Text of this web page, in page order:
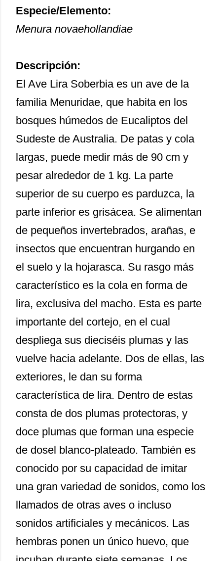
Especie/Elemento:
Menura novaehollandiae
Descripción:
El Ave Lira Soberbia es un ave de la
familia Menuridae, que habita en los
bosques húmedos de Eucaliptos del
Sudeste de Australia. De patas y cola
largas, puede medir más de 90 cm y
pesar alrededor de 1 kg. La parte
superior de su cuerpo es parduzca, la
parte inferior es grisácea. Se alimentan
de pequeños invertebrados, arañas, e
insectos que encuentran hurgando en
el suelo y la hojarasca. Su rasgo más
característico es la cola en forma de
lira, exclusiva del macho. Esta es parte
importante del cortejo, en el cual
despliega sus dieciséis plumas y las
vuelve hacia adelante. Dos de ellas, las
exteriores, le dan su forma
característica de lira. Dentro de estas
consta de dos plumas protectoras, y
doce plumas que forman una especie
de dosel blanco-plateado. También es
conocido por su capacidad de imitar
una gran variedad de sonidos, como los
llamados de otras aves o incluso
sonidos artificiales y mecánicos. Las
hembras ponen un único huevo, que